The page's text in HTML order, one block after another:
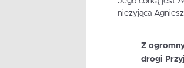
nieżyjąca
Z
drogi